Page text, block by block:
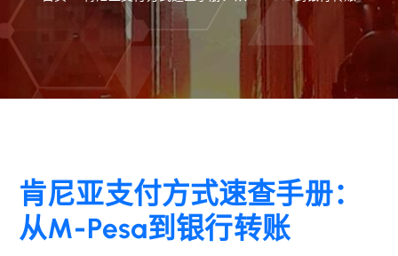
肯尼亚支付方式速查手册：
从M-Pesa到银行转账